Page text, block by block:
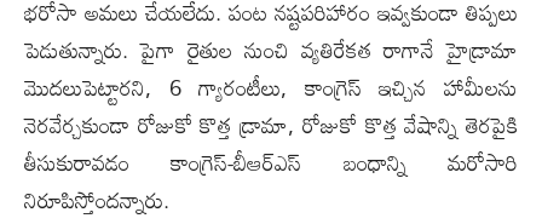
భరోసా అమలు చేయలేదు. పంట నష్టపరిహారం ఇవ్వకుండా తిప్పలు
పెడుతున్నారు. పైగా రైతుల నుంచి వ్యతిరేకత రాగానే హైడ్రామా
మొదలుపెట్టారని, 6 గ్యారంటీలు, కాంగ్రెస్ ఇచ్చిన హామీలను
నెరవేర్చకుండా రోజుకో కొత్త డ్రామా, రోజుకో కొత్త వేషాన్ని తెరపైకి
తీసుకురావడం కాంగ్రెస్-బీఆర్ఎస్ బంధాన్ని మరోసారి
నిరూపిస్తోంద‌న్నారు.